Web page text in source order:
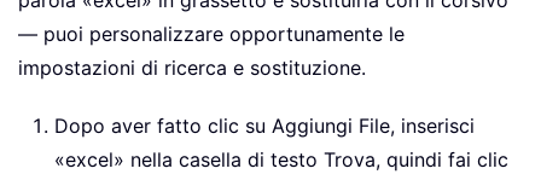
— puoi personalizzare opportunamente le
impostazioni di ricerca e sostituzione.
Dopo aver fatto clic su Aggiungi File, inserisci
«excel» nella casella di testo Trova, quindi fai clic